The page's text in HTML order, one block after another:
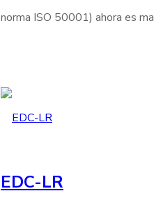
norma ISO 50001) ahora es
EDC-LR